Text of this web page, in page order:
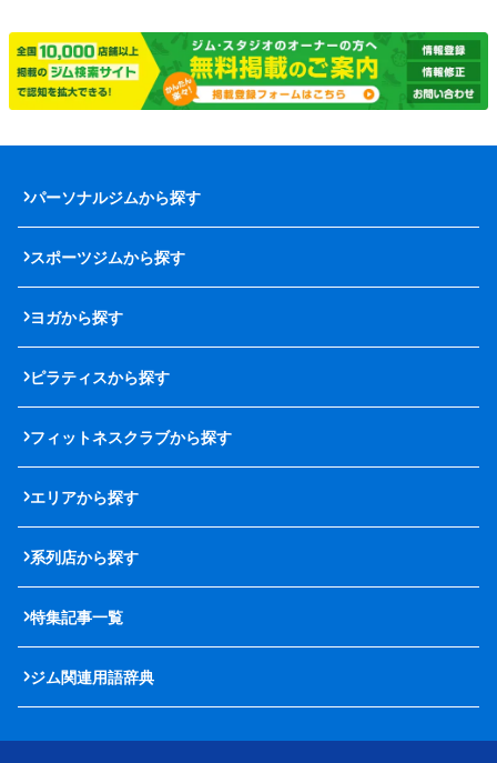
パーソナルジムから探す
スポーツジムから探す
ヨガから探す
ピラティスから探す
フィットネスクラブから探す
エリアから探す
系列店から探す
特集記事一覧
ジム関連用語辞典